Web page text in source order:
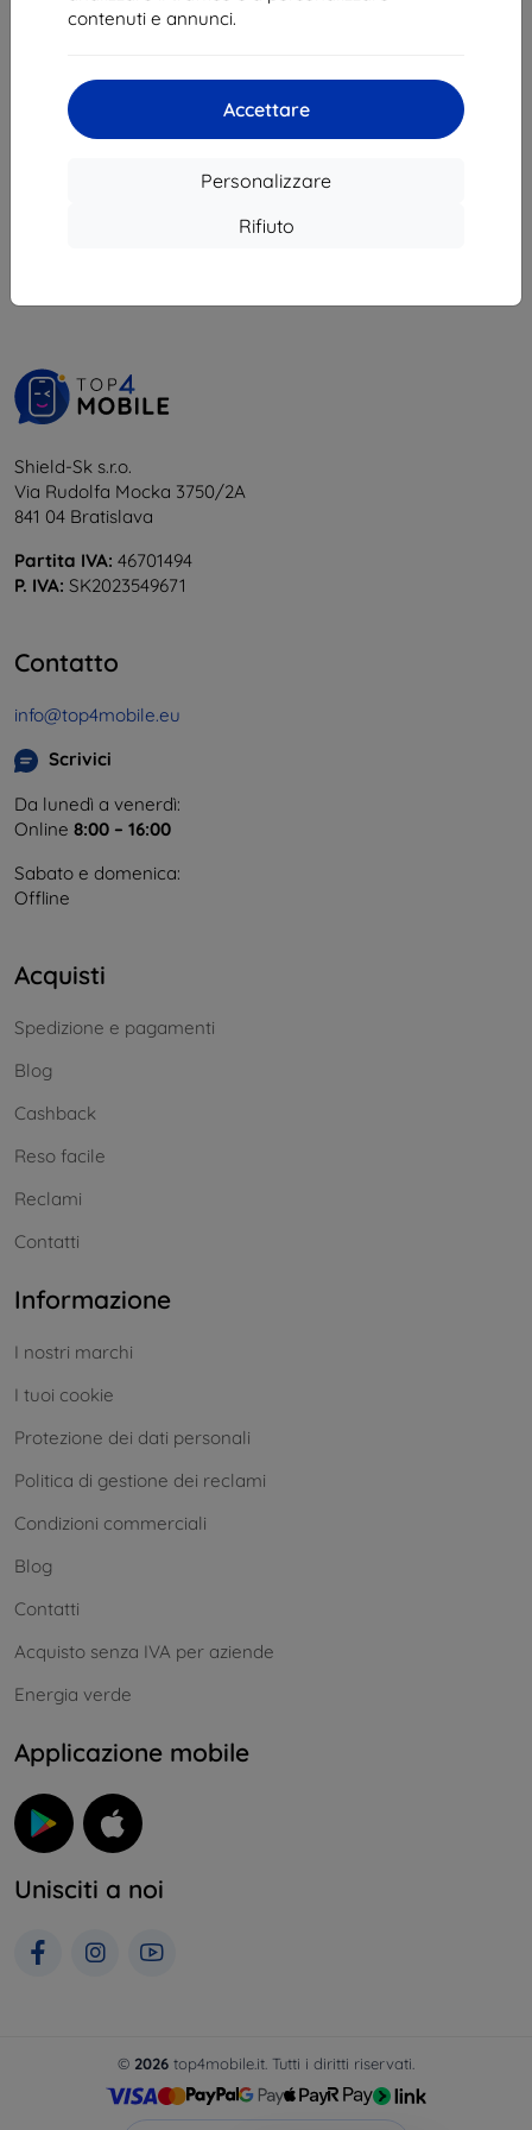
contenuti e annunci.
Accettare
Personalizzare
Rifiuto
Shield-Sk s.r.o.
Via Rudolfa Mocka 3750/2A
841 04 Bratislava
Partita IVA: 46701494
P. IVA: SK2023549671
Contatto
info@top4mobile.eu
Scrivici
Da lunedì a venerdì:
Online 8:00 – 16:00
Sabato e domenica:
Offline
Acquisti
Spedizione e pagamenti
Blog
Cashback
Reso facile
Reclami
Contatti
Informazione
I nostri marchi
I tuoi cookie
Protezione dei dati personali
Politica di gestione dei reclami
Condizioni commerciali
Blog
Contatti
Acquisto senza IVA per aziende
Energia verde
Applicazione mobile
Unisciti a noi
© 2026 top4mobile.it. Tutti i diritti riservati.